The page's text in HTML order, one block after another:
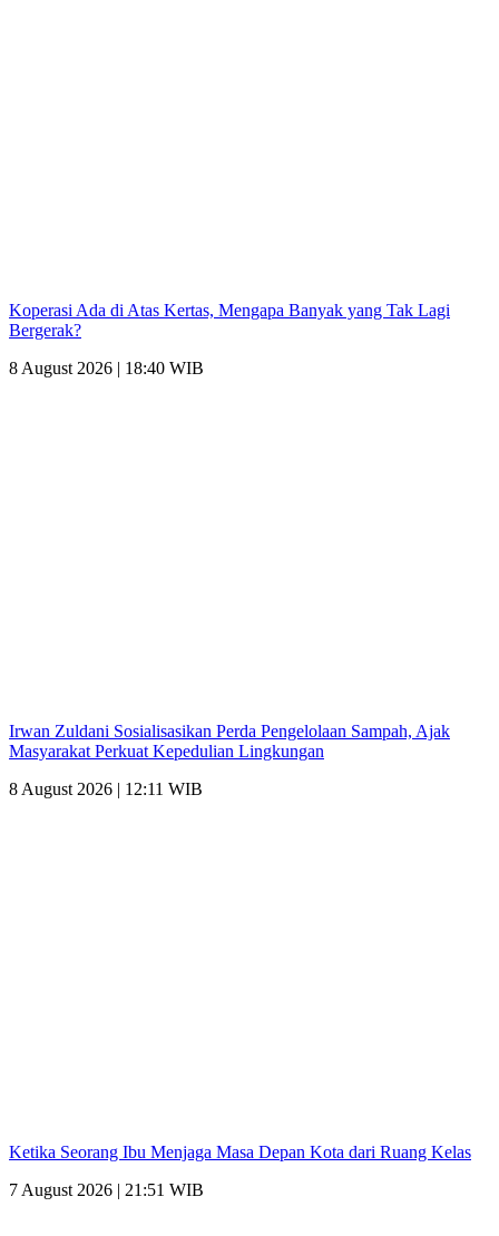
Koperasi Ada di Atas Kertas, Mengapa Banyak yang Tak Lagi
Bergerak?
8 August 2026 | 18:40 WIB
Irwan Zuldani Sosialisasikan Perda Pengelolaan Sampah, Ajak
Masyarakat Perkuat Kepedulian Lingkungan
8 August 2026 | 12:11 WIB
Ketika Seorang Ibu Menjaga Masa Depan Kota dari Ruang Kelas
7 August 2026 | 21:51 WIB